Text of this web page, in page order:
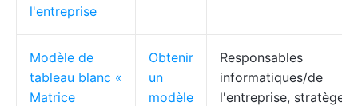
l'entreprise
Modèle de
tableau blanc «
Matrice
Obtenir
un
modèle
Responsables
informatiques/de
l'entreprise, stratèges